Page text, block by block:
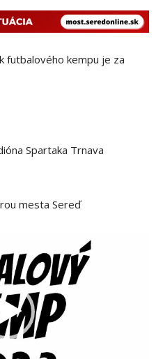
futbalového kempu je za
Spartaka Trnava
mesta Sereď